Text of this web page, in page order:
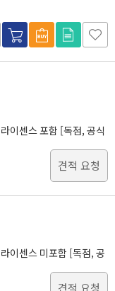
이센스 포함 [독점, 공식
견적 요청
이센스 미포함 [독점, 공
견적 요청